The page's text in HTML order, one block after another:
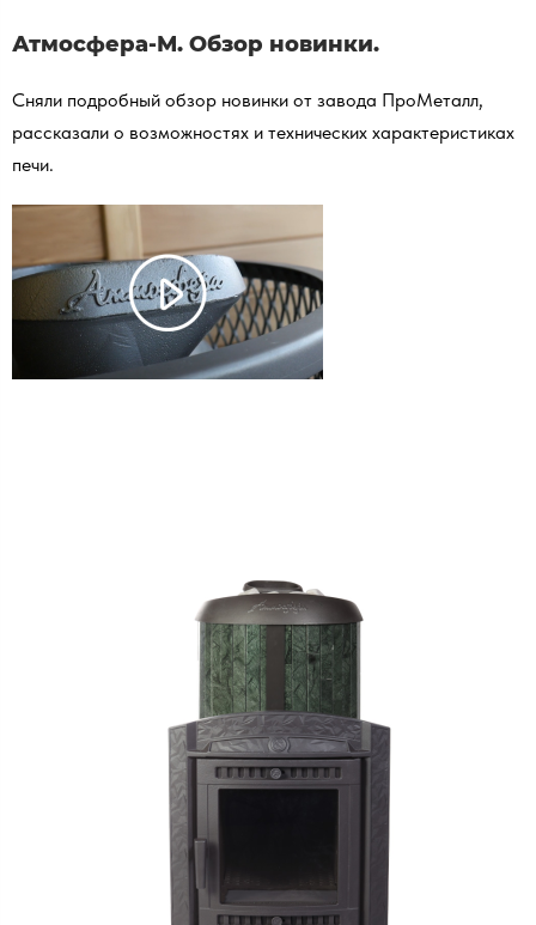
Атмосфера-М. Обзор новинки.
Сняли подробный обзор новинки от завода ПроМеталл,
рассказали о возможностях и технических характеристиках
печи.